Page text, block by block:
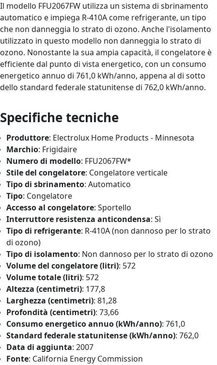
Il modello FFU2067FW utilizza un sistema di sbrinamento
automatico e impiega R-410A come refrigerante, un tipo
che non danneggia lo strato di ozono. Anche l'isolamento
utilizzato in questo modello non danneggia lo strato di
ozono. Nonostante la sua ampia capacità, il congelatore è
efficiente dal punto di vista energetico, con un consumo
energetico annuo di 761,0 kWh/anno, appena al di sotto
dello standard federale statunitense di 762,0 kWh/anno.
Specifiche tecniche
Produttore: Electrolux Home Products - Minnesota
Marchio: Frigidaire
Numero di modello: FFU2067FW*
Stile del congelatore: Congelatore verticale
Tipo di sbrinamento: Automatico
Tipo: Congelatore
Accesso al congelatore: Sportello
Interruttore resistenza anticondensa: Sì
Tipo di refrigerante: R-410A (non dannoso per lo strato
di ozono)
Tipo di isolamento: Non dannoso per lo strato di ozono
Volume del congelatore (litri): 572
Volume totale (litri): 572
Altezza (centimetri): 177,8
Larghezza (centimetri): 81,28
Profondità (centimetri): 73,66
Consumo energetico annuo (kWh/anno): 761,0
Standard federale statunitense (kWh/anno): 762,0
Data di aggiunta: 2007
Fonte: California Energy Commission